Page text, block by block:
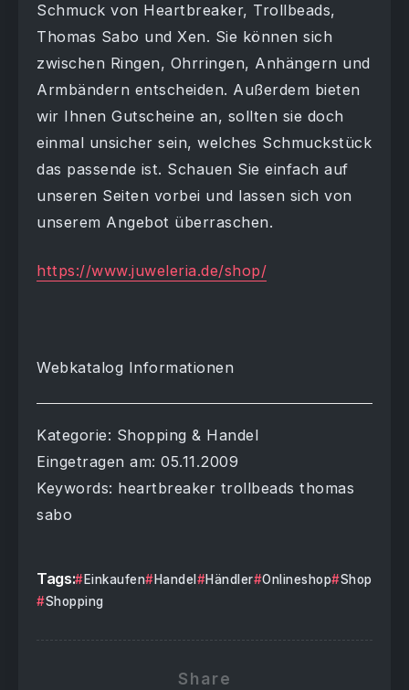
Schmuck von Heartbreaker, Trollbeads,
Thomas Sabo und Xen. Sie können sich
zwischen Ringen, Ohrringen, Anhängern und
Armbändern entscheiden. Außerdem bieten
wir Ihnen Gutscheine an, sollten sie doch
einmal unsicher sein, welches Schmuckstück
das passende ist. Schauen Sie einfach auf
unseren Seiten vorbei und lassen sich von
unserem Angebot überraschen.
https://www.juweleria.de/shop/
Webkatalog Informationen
Kategorie: Shopping & Handel
Eingetragen am: 05.11.2009
Keywords: heartbreaker trollbeads thomas
sabo
Tags: Einkaufen Handel Händler Onlineshop
Shop
Shopping
Share